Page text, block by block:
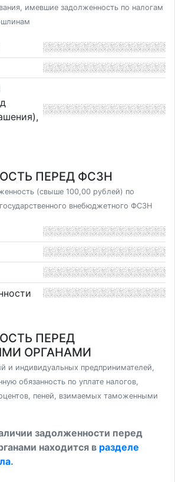
имевшие задолженность по налогам
ПЕРЕД ФСЗН
(свыше 100,00 рублей) по
внебюджетного ФСЗН
ПЕРЕД
ОРГАНАМИ
и индивидуальных предпринимателей,
обязанность по уплате налогов,
пеней, взимаемых таможенными
задолженности перед
находится в разделе
.